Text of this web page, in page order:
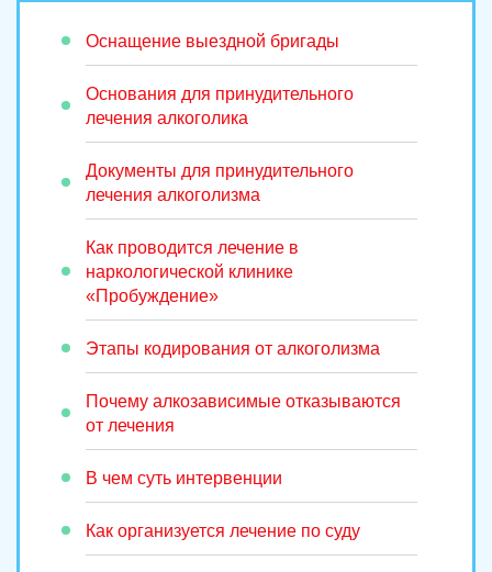
Оснащение выездной бригады
Основания для принудительного
лечения алкоголика
Документы для принудительного
лечения алкоголизма
Как проводится лечение в
наркологической клинике
«Пробуждение»
Этапы кодирования от алкоголизма
Почему алкозависимые отказываются
от лечения
В чем суть интервенции
Как организуется лечение по суду